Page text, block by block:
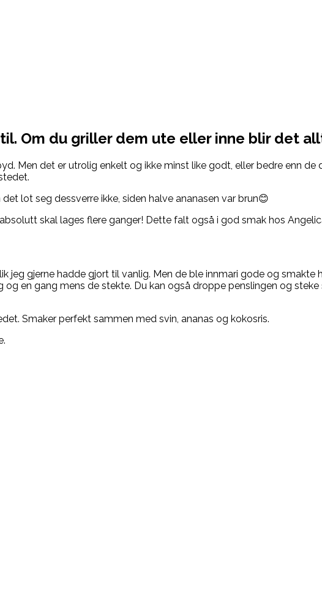
Om du griller dem ute eller inne blir det
Men det er utrolig enkelt og ikke minst like godt, eller bedre enn de
lot seg dessverre ikke, siden halve ananasen var brun😊
skal lages flere ganger! Dette falt også i god smak hos
jeg gjerne hadde gjort til vanlig. Men de ble innmari gode og smakte
en gang mens de stekte. Du kan også droppe penslingen og
Smaker perfekt sammen med svin, ananas og kokosris.